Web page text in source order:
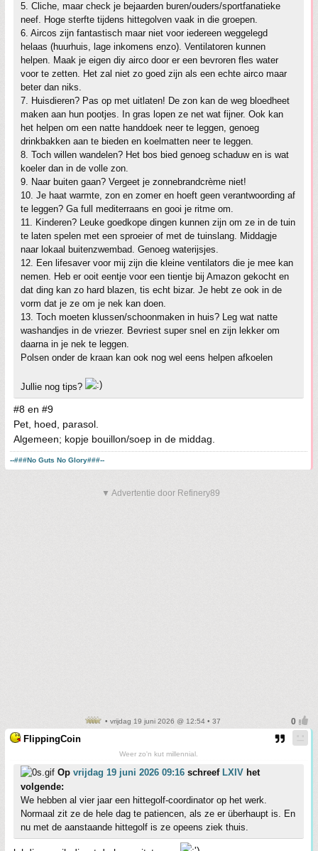
5. Cliche, maar check je bejaarden buren/ouders/sportfanatieke
neef. Hoge sterfte tijdens hittegolven vaak in die groepen.
6. Aircos zijn fantastisch maar niet voor iedereen weggelegd
helaas (huurhuis, lage inkomens enzo). Ventilatoren kunnen
helpen. Maak je eigen diy airco door er een bevroren fles water
voor te zetten. Het zal niet zo goed zijn als een echte airco maar
beter dan niks.
7. Huisdieren? Pas op met uitlaten! De zon kan de weg bloedheet
maken aan hun pootjes. In gras lopen ze net wat fijner. Ook kan
het helpen om een natte handdoek neer te leggen, genoeg
drinkbakken aan te bieden en koelmatten neer te leggen.
8. Toch willen wandelen? Het bos bied genoeg schaduw en is wat
koeler dan in de volle zon.
9. Naar buiten gaan? Vergeet je zonnebrandcrème niet!
10. Je haat warmte, zon en zomer en hoeft geen verantwoording af
te leggen? Ga full mediterraans en gooi je ritme om.
11. Kinderen? Leuke goedkope dingen kunnen zijn om ze in de tuin
te laten spelen met een sproeier of met de tuinslang. Middagje
naar lokaal buitenzwembad. Genoeg waterijsjes.
12. Een lifesaver voor mij zijn die kleine ventilators die je mee kan
nemen. Heb er ooit eentje voor een tientje bij Amazon gekocht en
dat ding kan zo hard blazen, tis echt bizar. Je hebt ze ook in de
vorm dat je ze om je nek kan doen.
13. Toch moeten klussen/schoonmaken in huis? Leg wat natte
washandjes in de vriezer. Bevriest super snel en zijn lekker om
daarna in je nek te leggen.
Polsen onder de kraan kan ook nog wel eens helpen afkoelen
Jullie nog tips?
#8 en #9
Pet, hoed, parasol.
Algemeen; kopje bouillon/soep in de middag.
--###No Guts No Glory###--
▼ Advertentie door Refinery89
• vrijdag 19 juni 2026 @ 12:54 • 37
FlippingCoin
Weer zo'n kut millennial.
Op vrijdag 19 juni 2026 09:16 schreef LXIV het
volgende:
We hebben al vier jaar een hittegolf-coordinator op het werk.
Normaal zit ze de hele dag te patiencen, als ze er überhaupt is. En
nu met de aanstaande hittegolf is ze opeens ziek thuis.